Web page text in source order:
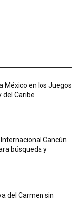
México en los Juegos
del Caribe
Cancún
búsqueda y
del Carmen sin